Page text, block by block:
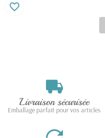
favorite_border
Livraison sécurisée
Emballage parfait pour vos articles